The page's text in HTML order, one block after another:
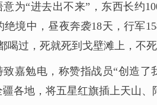
为“进去出不来”，东西长约
境中，昼夜奔袭18天，行军
喝过，死就死到戈壁滩上，不
致嘉勉电，称赞指战员“创造
各地，将五星红旗插上天山